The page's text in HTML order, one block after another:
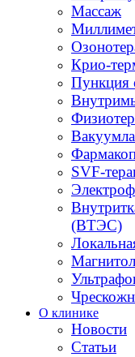
Массаж
Крио-
Пункция
SVF-
(ВТЭС)
О клинике
Новости
Статьи